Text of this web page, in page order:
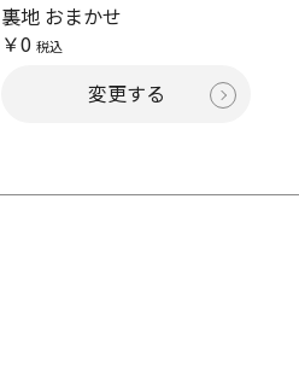
裏地 おまかせ
￥0税込
変更する